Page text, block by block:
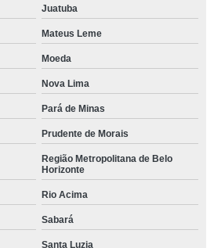
Juatuba
Mateus Leme
Moeda
Nova Lima
Pará de Minas
Prudente de Morais
Região Metropolitana de Belo
Horizonte
Rio Acima
Sabará
Santa Luzia